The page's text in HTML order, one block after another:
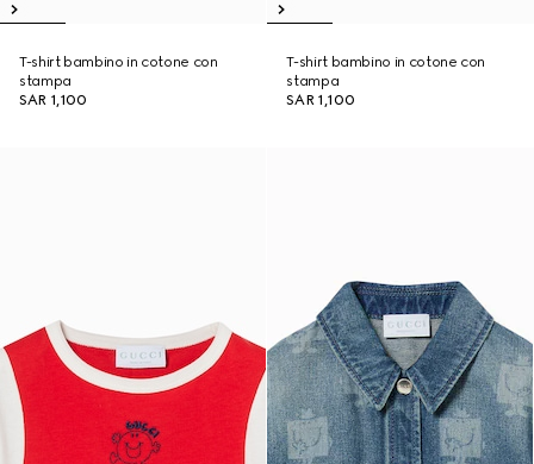
T-shirt bambino in cotone con
stampa
SAR 1,100
T-shirt bambino in cotone con
stampa
SAR 1,100